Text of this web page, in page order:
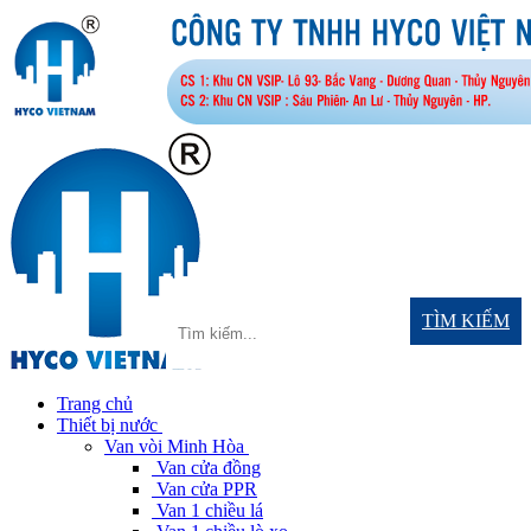
TÌM KIẾM
Trang chủ
Thiết bị nước
Van vòi Minh Hòa
Van cửa đồng
Van cửa PPR
Van 1 chiều lá